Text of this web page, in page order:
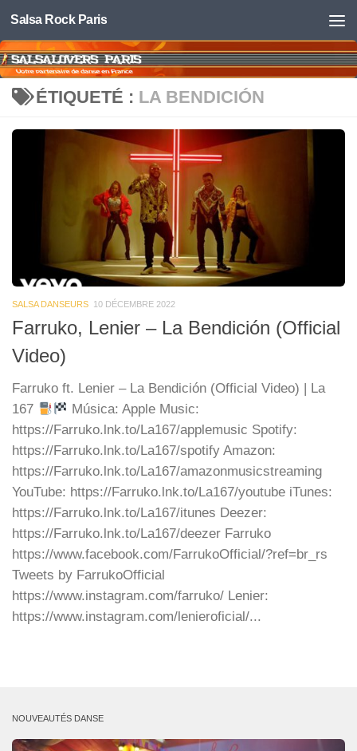
Skip to content
Salsa Rock Paris
ÉTIQUETÉ : LA BENDICIÓN
SALSA DANSEURS 10 DÉCEMBRE 2022
Farruko, Lenier – La Bendición (Official
Video)
Farruko ft. Lenier – La Bendición (Official Video) | La
167
Música: Apple Music:
https://Farruko.lnk.to/La167/applemusic Spotify:
https://Farruko.lnk.to/La167/spotify Amazon:
https://Farruko.lnk.to/La167/amazonmusicstreaming
YouTube: https://Farruko.lnk.to/La167/youtube iTunes:
https://Farruko.lnk.to/La167/itunes Deezer:
https://Farruko.lnk.to/La167/deezer Farruko
https://www.facebook.com/FarrukoOfficial/?ref=br_rs
Tweets by FarrukoOfficial
https://www.instagram.com/farruko/ Lenier:
https://www.instagram.com/lenieroficial/...
NOUVEAUTÉS DANSE